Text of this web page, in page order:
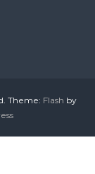
Theme: Flash by